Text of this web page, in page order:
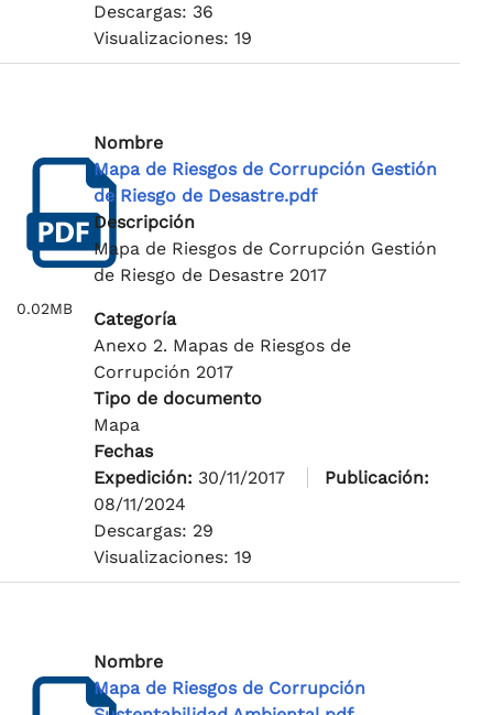
Descargas: 36
Visualizaciones: 19
0.02MB
Nombre
Mapa de Riesgos de Corrupción Gestión
de Riesgo de Desastre.pdf
Descripción
Mapa de Riesgos de Corrupción Gestión
de Riesgo de Desastre 2017
Categoría
Anexo 2. Mapas de Riesgos de
Corrupción 2017
Tipo de documento
Mapa
Fechas
Expedición: 30/11/2017
Publicación:
08/11/2024
Descargas: 29
Visualizaciones: 19
Nombre
Mapa de Riesgos de Corrupción